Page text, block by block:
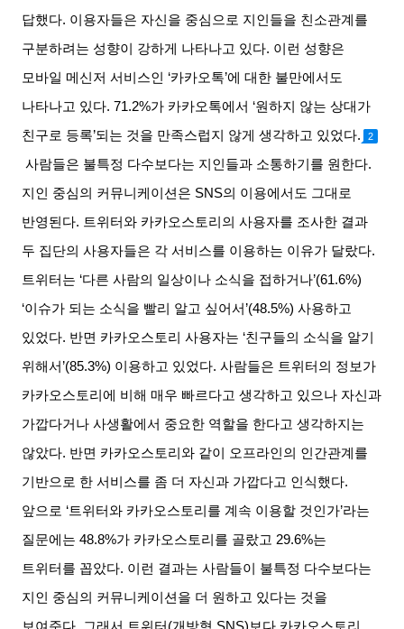
답했다. 이용자들은 자신을 중심으로 지인들을 친소관계를
구분하려는 성향이 강하게 나타나고 있다. 이런 성향은
모바일 메신저 서비스인 ‘카카오톡’에 대한 불만에서도
나타나고 있다. 71.2%가 카카오톡에서 ‘원하지 않는 상대가
친구로 등록’되는 것을 만족스럽지 않게 생각하고 있었다. 2
사람들은 불특정 다수보다는 지인들과 소통하기를 원한다.
지인 중심의 커뮤니케이션은 SNS의 이용에서도 그대로
반영된다. 트위터와 카카오스토리의 사용자를 조사한 결과
두 집단의 사용자들은 각 서비스를 이용하는 이유가 달랐다.
트위터는 ‘다른 사람의 일상이나 소식을 접하거나’(61.6%)
‘이슈가 되는 소식을 빨리 알고 싶어서 ’(48.5%)사용하고
있었다. 반면 카카오스토리 사용자는 ‘친구들의 소식을 알기
위해서 ’(85.3%) 이용하고 있었다.사람들은 트위터의 정보가
카카오스토리에 비해 매우 빠르다고 생각하고 있으나 자신과
가깝다거나 사생활에서 중요한 역할을 한다고 생각하지는
않았다. 반면 카카오스토리와 같이 오프라인의 인간관계를
기반으로 한 서비스를 좀 더 자신과 가깝다고 인식했다.
앞으로 ‘트위터와 카카오스토리를 계속 이용할 것인가’라는
질문에는 48.8%가 카카오스토리를 골랐고 29.6%는
트위터를 꼽았다. 이런 결과는 사람들이 불특정 다수보다는
지인 중심의 커뮤니케이션을 더 원하고 있다는 것을